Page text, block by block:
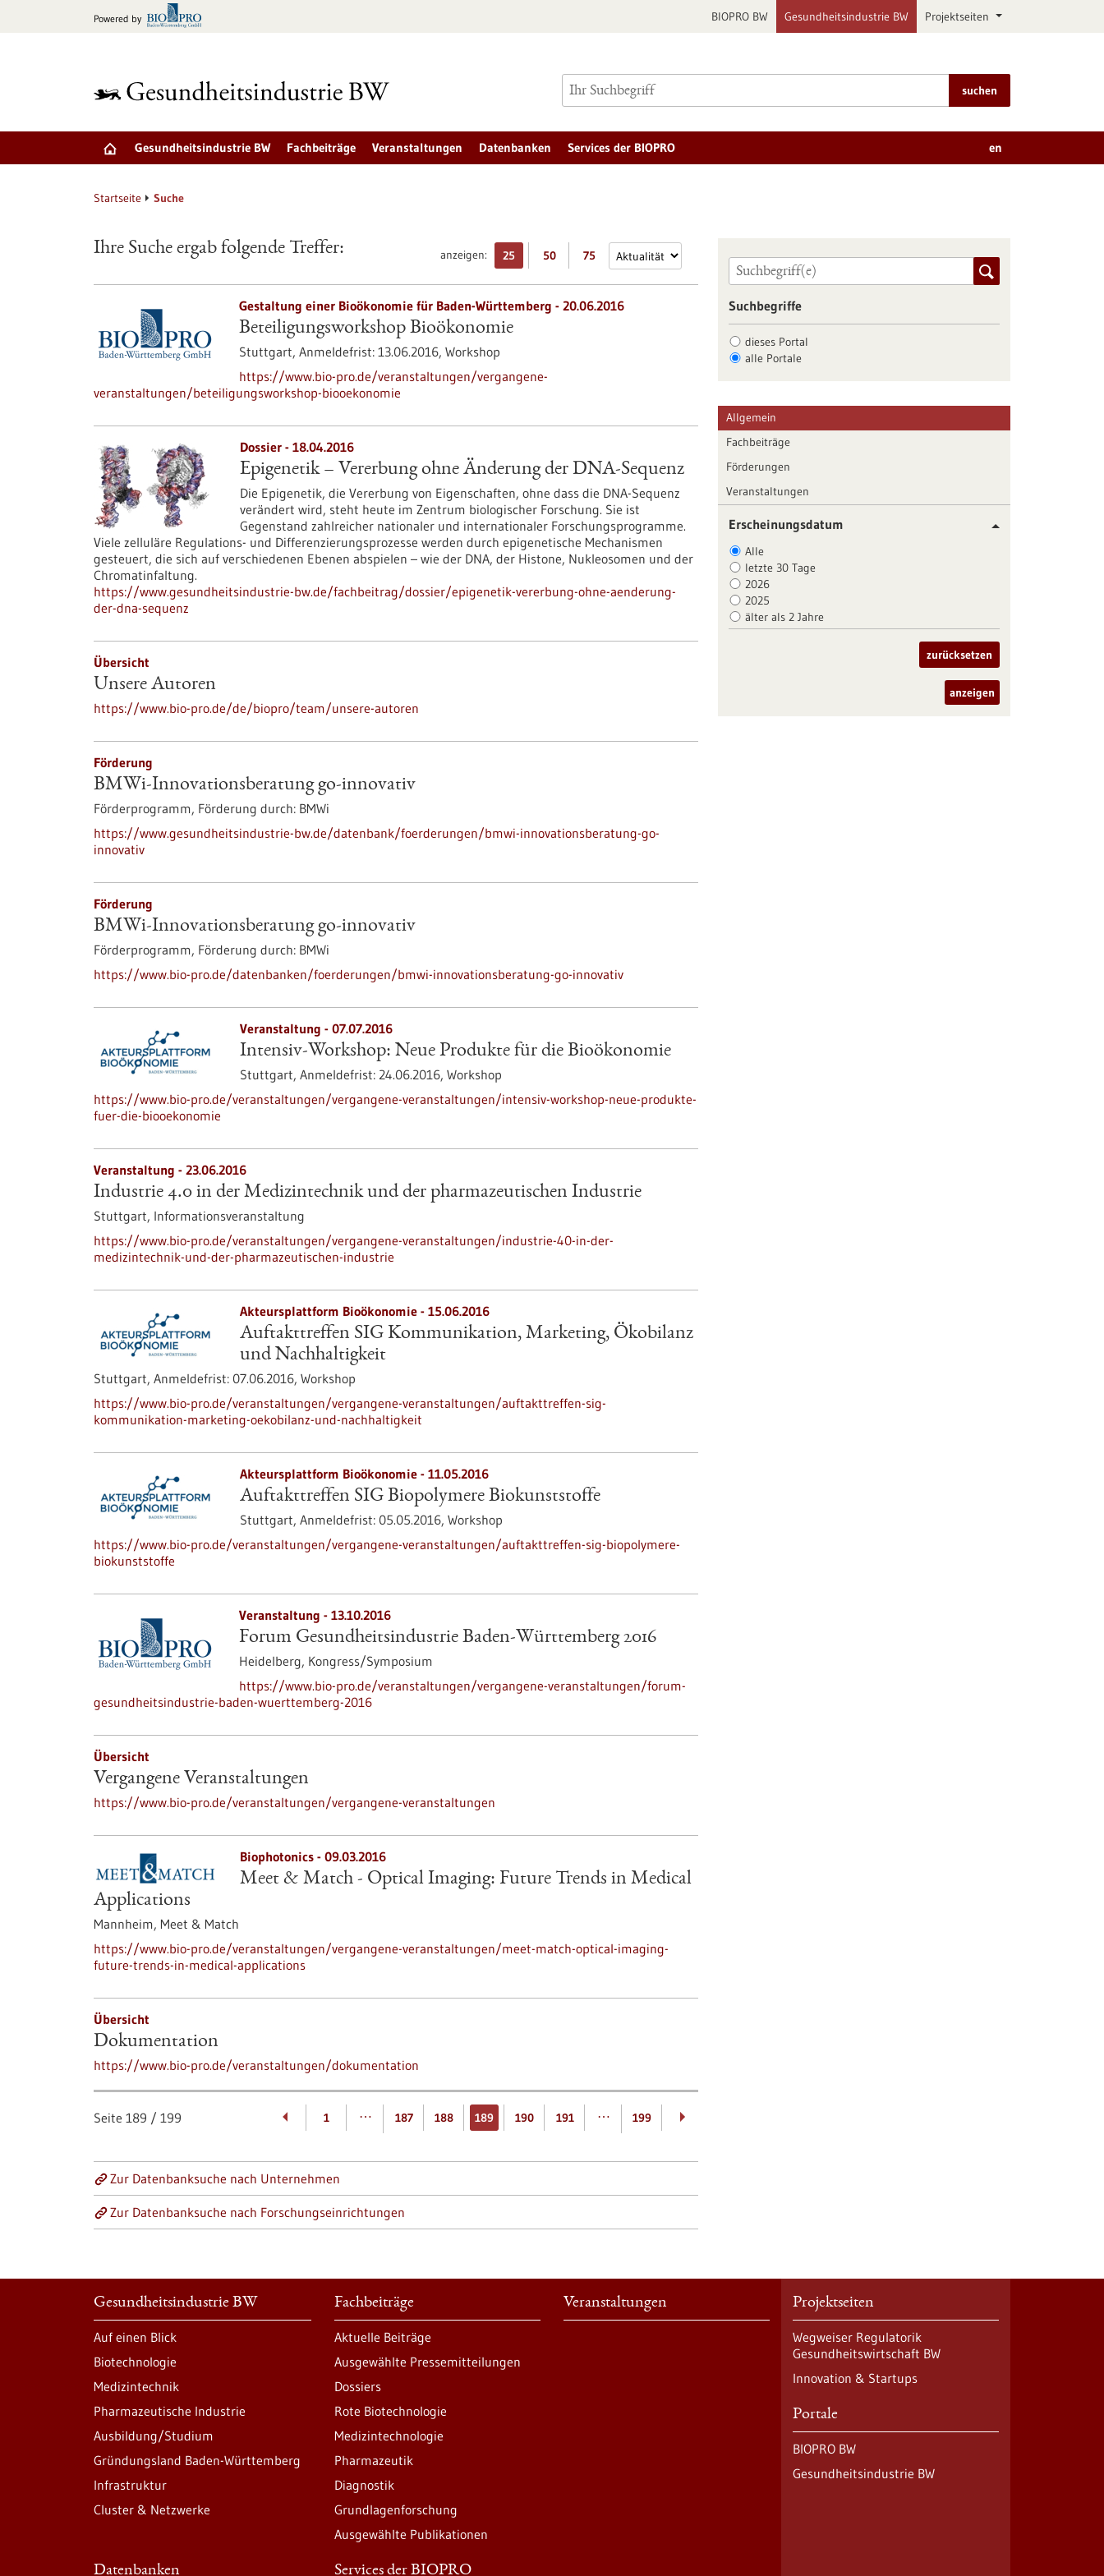
Powered by BIOPRO BW Gesundheitsindustrie BW Projektseiten
suchen
Gesundheitsindustrie BW Fachbeiträge Veranstaltungen Datenbanken Services der BIOPRO en
Startseite Suche
anzeigen: 25 50 75
Ihre Suche ergab folgende Treffer:
Gestaltung einer Bioökonomie für Baden-Württemberg - 20.06.2016
Beteiligungsworkshop Bioökonomie
Stuttgart, Anmeldefrist: 13.06.2016, Workshop
https://www.bio-pro.de/veranstaltungen/vergangene-
veranstaltungen/beteiligungsworkshop-biooekonomie
Dossier - 18.04.2016
Epigenetik – Vererbung ohne Änderung der DNA-Sequenz
Die Epigenetik, die Vererbung von Eigenschaften, ohne dass die DNA-Sequenz
verändert wird, steht heute im Zentrum biologischer Forschung. Sie ist
Gegenstand zahlreicher nationaler und internationaler Forschungsprogramme.
Viele zelluläre Regulations- und Differenzierungsprozesse werden durch epigenetische Mechanismen
gesteuert, die sich auf verschiedenen Ebenen abspielen – wie der DNA, der Histone, Nukleosomen und der
Chromatinfaltung.
https://www.gesundheitsindustrie-bw.de/fachbeitrag/dossier/epigenetik-vererbung-ohne-aenderung-
der-dna-sequenz
Übersicht
Unsere Autoren
https://www.bio-pro.de/de/biopro/team/unsere-autoren
Förderung
BMWi-Innovationsberatung go-innovativ
Förderprogramm, Förderung durch: BMWi
https://www.gesundheitsindustrie-bw.de/datenbank/foerderungen/bmwi-innovationsberatung-go-
innovativ
Förderung
BMWi-Innovationsberatung go-innovativ
Förderprogramm, Förderung durch: BMWi
https://www.bio-pro.de/datenbanken/foerderungen/bmwi-innovationsberatung-go-innovativ
Veranstaltung - 07.07.2016
Intensiv-Workshop: Neue Produkte für die Bioökonomie
Stuttgart, Anmeldefrist: 24.06.2016, Workshop
https://www.bio-pro.de/veranstaltungen/vergangene-veranstaltungen/intensiv-workshop-neue-produkte-
fuer-die-biooekonomie
Veranstaltung - 23.06.2016
Industrie 4.0 in der Medizintechnik und der pharmazeutischen Industrie
Stuttgart, Informationsveranstaltung
https://www.bio-pro.de/veranstaltungen/vergangene-veranstaltungen/industrie-40-in-der-
medizintechnik-und-der-pharmazeutischen-industrie
Akteursplattform Bioökonomie - 15.06.2016
Auftakttreffen SIG Kommunikation, Marketing, Ökobilanz
und Nachhaltigkeit
Stuttgart, Anmeldefrist: 07.06.2016, Workshop
https://www.bio-pro.de/veranstaltungen/vergangene-veranstaltungen/auftakttreffen-sig-
kommunikation-marketing-oekobilanz-und-nachhaltigkeit
Akteursplattform Bioökonomie - 11.05.2016
Auftakttreffen SIG Biopolymere Biokunststoffe
Stuttgart, Anmeldefrist: 05.05.2016, Workshop
https://www.bio-pro.de/veranstaltungen/vergangene-veranstaltungen/auftakttreffen-sig-biopolymere-
biokunststoffe
Veranstaltung - 13.10.2016
Forum Gesundheitsindustrie Baden-Württemberg 2016
Heidelberg, Kongress/Symposium
https://www.bio-pro.de/veranstaltungen/vergangene-veranstaltungen/forum-
gesundheitsindustrie-baden-wuerttemberg-2016
Übersicht
Vergangene Veranstaltungen
https://www.bio-pro.de/veranstaltungen/vergangene-veranstaltungen
Biophotonics - 09.03.2016
Meet & Match - Optical Imaging: Future Trends in Medical
Applications
Mannheim, Meet & Match
https://www.bio-pro.de/veranstaltungen/vergangene-veranstaltungen/meet-match-optical-imaging-
future-trends-in-medical-applications
Übersicht
Dokumentation
https://www.bio-pro.de/veranstaltungen/dokumentation
Seite 189 / 199 1 … 187 188 189 190 191 … 199
Zur Datenbanksuche nach Unternehmen
Zur Datenbanksuche nach Forschungseinrichtungen
Suchbegriffe
dieses Portal
alle Portale
Allgemein
Fachbeiträge
Förderungen
Veranstaltungen
Erscheinungsdatum
Alle
letzte 30 Tage
2026
2025
älter als 2 Jahre
zurücksetzen
anzeigen
Gesundheitsindustrie BW
Auf einen Blick
Biotechnologie
Medizintechnik
Pharmazeutische Industrie
Ausbildung/Studium
Gründungsland Baden-Württemberg
Infrastruktur
Cluster & Netzwerke
Fachbeiträge
Aktuelle Beiträge
Ausgewählte Pressemitteilungen
Dossiers
Rote Biotechnologie
Medizintechnologie
Pharmazeutik
Diagnostik
Grundlagenforschung
Ausgewählte Publikationen
Veranstaltungen
Datenbanken Services der BIOPRO
Projektseiten
Wegweiser Regulatorik
Gesundheitswirtschaft BW
Innovation & Startups
Portale
BIOPRO BW
Gesundheitsindustrie BW